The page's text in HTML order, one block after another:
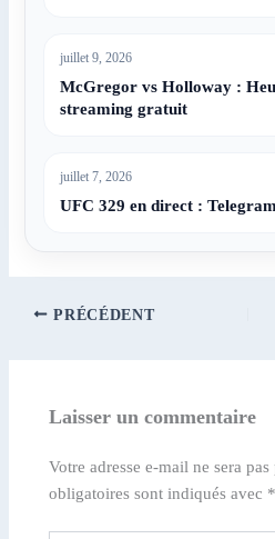
juillet 9, 2026
McGregor vs Holloway :
streaming gratuit
juillet 7, 2026
UFC 329 en direct :
PRÉCÉDENT
Laisser un commentaire
Votre adresse e-mail ne sera
obligatoires sont indiqués avec *